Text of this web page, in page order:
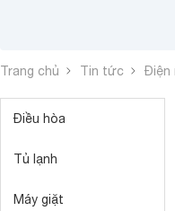
Trang chủ Tin tức Điện
Điều hòa
Tủ lạnh
Máy giặt